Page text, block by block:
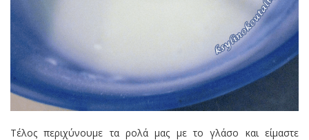
Τέλος περιχύνουμε τα ρολά μας με το γλάσο και είμαστε